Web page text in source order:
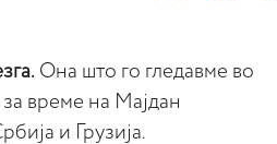
Она што го гледавме во
време на Мајдан
и Грузија.